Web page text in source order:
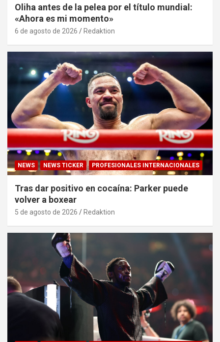
Oliha antes de la pelea por el título mundial:
«Ahora es mi momento»
6 de agosto de 2026 Redaktion
NEWS NEWS TICKER PROFESIONALES INTERNACIONALES
Tras dar positivo en cocaína: Parker puede
volver a boxear
5 de agosto de 2026 Redaktion